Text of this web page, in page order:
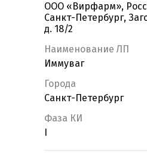
ООО «Вирфарм»,
Санкт-Петербург,
д. 18/2
Наименование ЛП
Иммуваг
Города
Санкт-Петербург
Фаза КИ